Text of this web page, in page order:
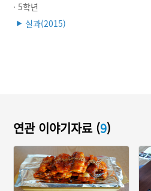
· 5학년
▶ 실과(2015)
연관 이야기자료 (9)